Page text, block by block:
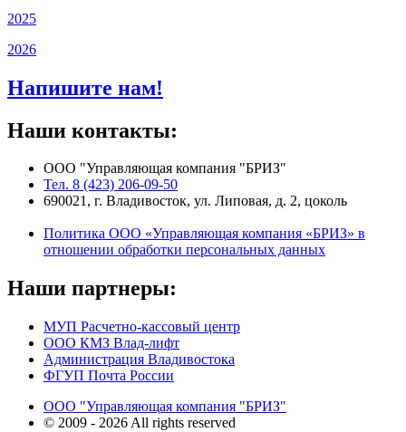
2025
2026
Напишите нам!
Наши контакты:
ООО "Управляющая компания "БРИЗ"
Тел. 8 (423) 206-09-50
690021, г. Владивосток, ул. Липовая, д. 2, цоколь
Политика ООО «Управляющая компания «БРИЗ» в
отношении обработки персональных данных
Наши партнеры:
МУП Расчетно-кассовый центр
ООО КМЗ Влад-лифт
Администрация Владивостока
ФГУП Почта России
ООО "Управляющая компания "БРИЗ"
© 2009 - 2026 All rights reserved